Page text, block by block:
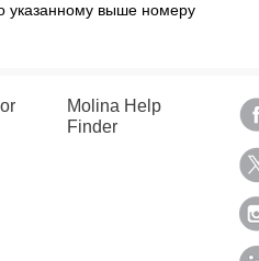
указанному выше номеру
Molina Help
Finder